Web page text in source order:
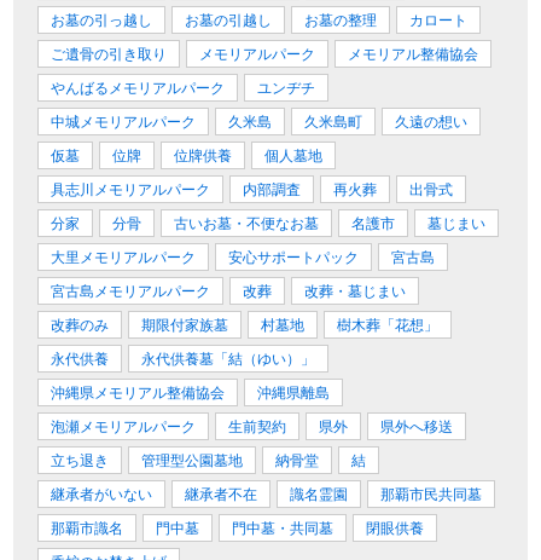
お墓の引っ越し
お墓の引越し お墓の整理
カロート
ご遺骨の引き取り
メモリアルパーク
メモリアル整備協会
やんばるメモリアルパーク
ユンヂチ
中城メモリアルパーク
久米島 久米島町
久遠の想い
仮墓
位牌 位牌供養
個人墓地
具志川メモリアルパーク
内部調査 再火葬
出骨式
分家
分骨 古いお墓・不便なお墓 名護市
墓じまい
大里メモリアルパーク
安心サポートパック
宮古島
宮古島メモリアルパーク
改葬
改葬・墓じまい
改葬のみ
期限付家族墓 村墓地
樹木葬「花想」
永代供養
永代供養墓「結（ゆい）」
沖縄県メモリアル整備協会
沖縄県離島
泡瀬メモリアルパーク
生前契約 県外
県外へ移送
立ち退き
管理型公園墓地 納骨堂
結
継承者がいない
継承者不在 識名霊園
那覇市民共同墓
那覇市識名
門中墓 門中墓・共同墓
閉眼供養